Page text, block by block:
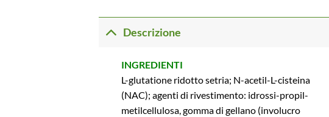
Descrizione
INGREDIENTI
L-glutatione ridotto setria; N-acetil-L-cisteina
(NAC); agenti di rivestimento: idrossi-propil-
metilcellulosa, gomma di gellano (involucro